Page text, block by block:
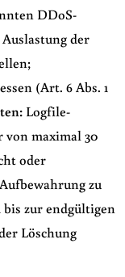
DDoS-
der
(Art. 6 Abs. 1
Logfile-
maximal 30
oder
zu
zur endgültigen
Löschung